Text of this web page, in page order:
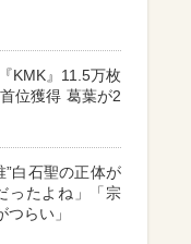
KMK』11.5万枚
位獲得 葛葉が2
”白石聖の正体が
ったよね」「宗
つらい」